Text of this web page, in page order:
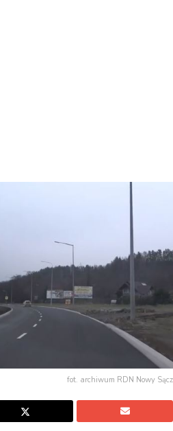
fot. archiwum RDN Nowy Sącz